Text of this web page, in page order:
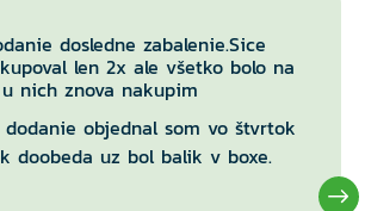
dosledne zabalenie.Sice
len 2x ale všetko bolo na
nich znova nakupim
dodanie objednal som vo štvrtok
doobeda uz bol balik v boxe.